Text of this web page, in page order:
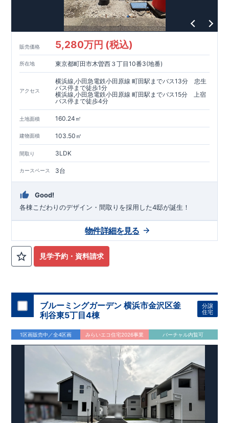
販売価格 5,280万円 (税込)
所在地 東京都町田市木曽西３丁目10番3(地番)
アクセス
横浜線,小田急電鉄小田原線 町田駅までバス13分 忠生
バス停まで徒歩1分
横浜線,小田急電鉄小田原線 町田駅までバス15分 上宿
バス停まで徒歩4分
土地面積 160.24㎡
建物面積 103.50㎡
間取り 3LDK
カースペース 3台
Good!
各棟こだわりのデザイン・間取りを採用した4邸が誕生！
見学予約・資料請求
物件詳細を見る
ブルーミングガーデン 横浜市金沢区釜
利谷東5丁目4棟
分譲
住宅
1区画販売中／全4区画 みらいエコ住宅2026事業 バーチャル内覧可